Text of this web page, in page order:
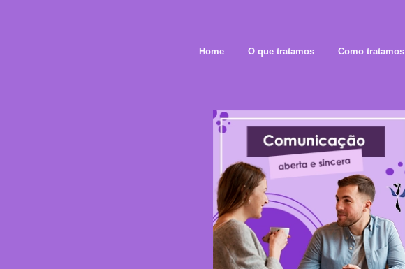
Home O que tratamos Como tratamos